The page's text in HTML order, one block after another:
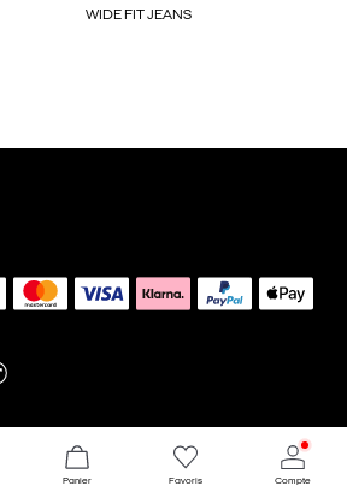
WIDE FIT JEANS
Panier Favoris Compte